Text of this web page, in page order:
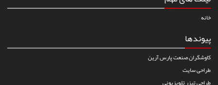
خانه
پیوندها
کاوشگران صنعت پارس آرین
طراحی سایت
طراحی تیزر تلویزیونی